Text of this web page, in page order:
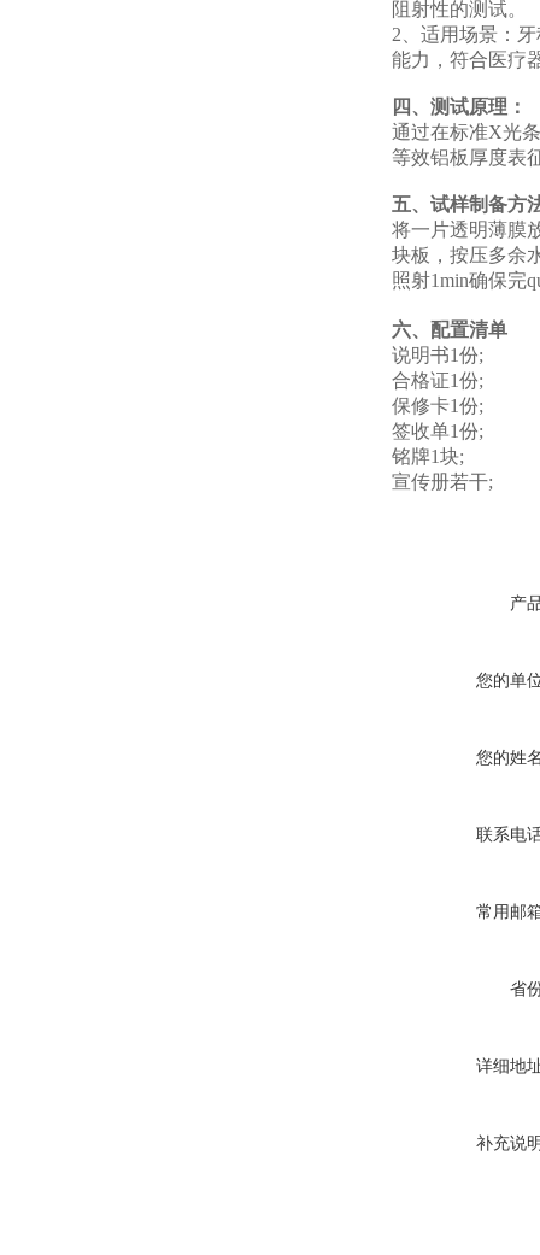
阻射性的测试。
2、适用场景：
能力，符合医疗
四、测试原理：
通过在标准X光
等效铝板厚度表
五、试样制备方
将一片透明薄膜
块板，按压多余
照射1min确保完
六、配置清单
说明书1份;
合格证1份;
保修卡1份;
签收单1份;
铭牌1块;
宣传册若干;
产
您的单
您的姓
联系电
常用邮
省
详细地
补充说